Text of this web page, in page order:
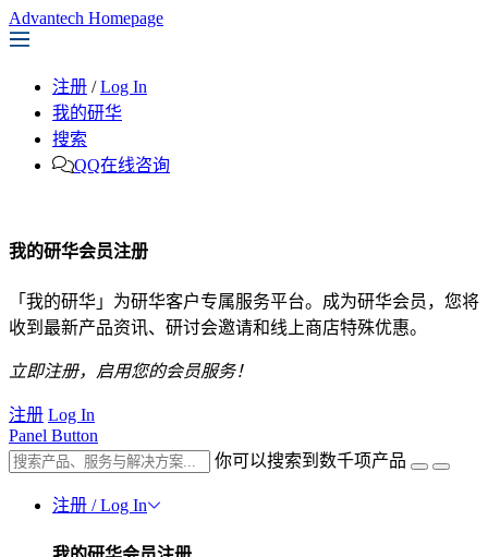
Advantech Homepage
注册 / Log In
我的研华
搜索
QQ在线咨询
我的研华会员注册
「我的研华」为研华客户专属服务平台。成为研华会员，您将
收到最新产品资讯、研讨会邀请和线上商店特殊优惠。
立即注册，启用您的会员服务！
注册 Log In
Panel Button
你可以搜索到数千项产品
注册 / Log In